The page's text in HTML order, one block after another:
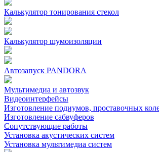
Калькулятор тонирования стекол
Калькулятор шумоизоляции
Автозапуск PANDORA
Мультимедиа и автозвук
Видеоинтерфейсы
Изготовление подиумов, проставочных
Изготовление сабвуферов
Сопутствующие работы
Установка акустических систем
Установка мультимедиа систем